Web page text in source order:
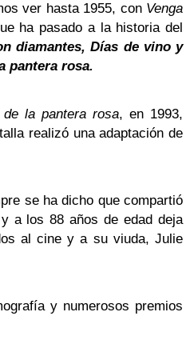
ver hasta 1955, con Venga
ha pasado a la historia del
diamantes, Días de vino y
pantera rosa.
la pantera rosa, en 1993,
realizó una adaptación de
se ha dicho que compartió
a los 88 años de edad deja
al cine y a su viuda, Julie
y numerosos premios